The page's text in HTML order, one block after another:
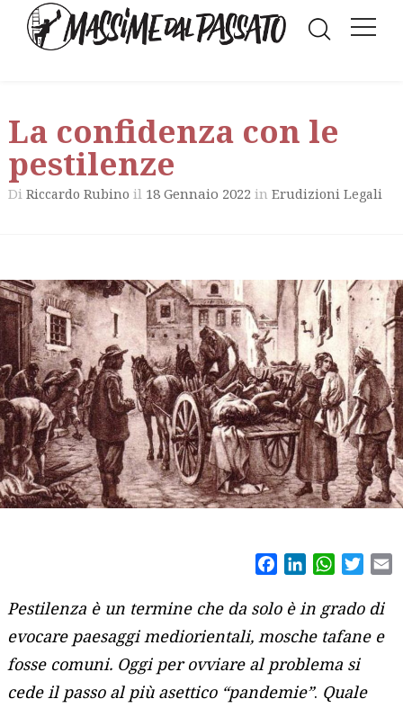
La confidenza con le
pestilenze
Di Riccardo Rubino il 18 Gennaio 2022 in Erudizioni Legali
FacebookLinkedIn
Pestilenza è un termine che da solo è in grado di
evocare paesaggi mediorientali, mosche tafane e
fosse comuni. Oggi per ovviare al problema si
cede il passo al più asettico “pandemie”. Quale